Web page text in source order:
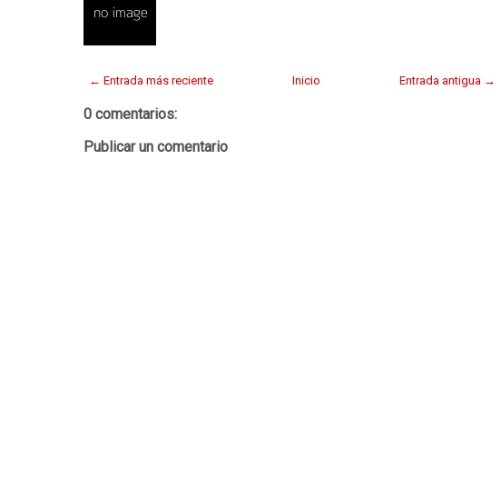
← Entrada más reciente Entrada antigua →
Inicio
0 comentarios:
Publicar un comentario